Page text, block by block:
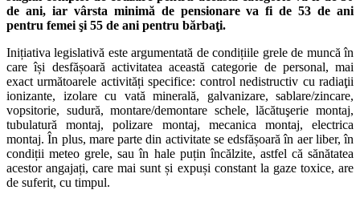
de ani, iar vârsta minimă de pensionare va fi de 53 de ani
pentru femei şi 55 de ani pentru bărbaţi.
Inițiativa legislativă este argumentată de condițiile grele de muncă în
care își desfășoară activitatea această categorie de personal, mai
exact următoarele activități specifice: control nedistructiv cu radiaţii
ionizante, izolare cu vată minerală, galvanizare, sablare/zincare,
vopsitorie, sudură, montare/demontare schele, lăcătuşerie montaj,
tubulatură montaj, polizare montaj, mecanica montaj, electrica
montaj. În plus, mare parte din activitate se edsfășoară în aer liber, în
condiții meteo grele, sau în hale puțin încălzite, astfel că sănătatea
acestor angajați, care mai sunt și expuși constant la gaze toxice, are
de suferit, cu timpul.